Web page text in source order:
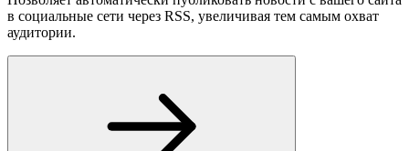
в социальные сети через RSS, увеличивая тем самым охват
аудитории.